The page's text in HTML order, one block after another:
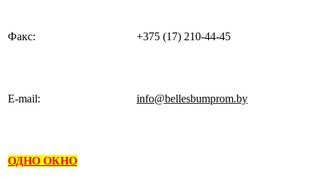
Факс: +375 (17) 210-44-45
E-mail: info@bellesbumprom.by
ОДНО ОКНО